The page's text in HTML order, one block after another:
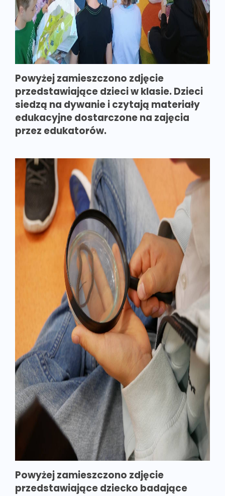
Powyżej zamieszczono zdjęcie
przedstawiające dzieci w klasie. Dzieci
siedzą na dywanie i czytają materiały
edukacyjne dostarczone na zajęcia
przez edukatorów.
Powyżej zamieszczono zdjęcie
przedstawiające dziecko badające